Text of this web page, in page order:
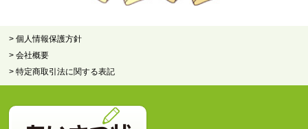
> 個人情報保護方針
> 会社概要
> 特定商取引法に関する表記